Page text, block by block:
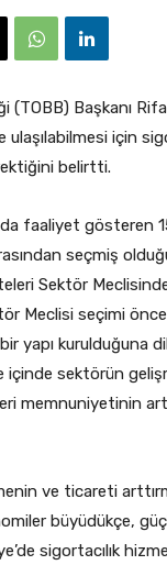
(TOBB) Başkanı
ulaşılabilmesi için
belirtti.
faaliyet gösteren
seçmiş
Sektör
Meclisi seçimi
yapı kurulduğuna
içinde sektörün
memnuniyetinin
ve ticareti
büyüdükçe,
sigortacılık